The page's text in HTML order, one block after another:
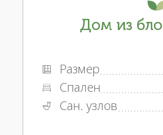
Дом из
Размер
Спален
Сан. узлов